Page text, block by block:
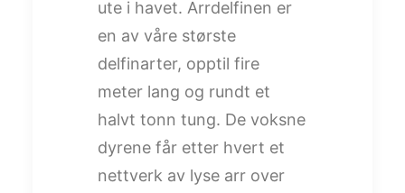
ute i havet. Arrdelfinen er
en av våre største
delfinarter, opptil fire
meter lang og rundt et
halvt tonn tung. De voksne
dyrene får etter hvert et
nettverk av lyse arr over